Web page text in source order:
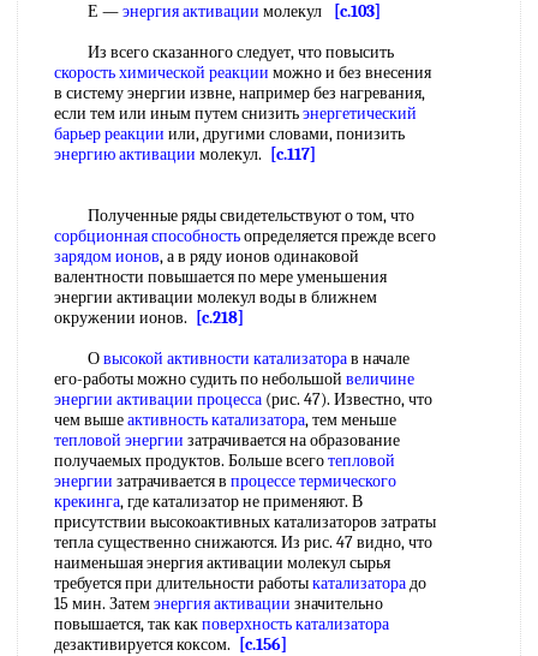
Е —энергия активации молекул
[c.103]
Из всего сказанного следует, что повысить
скорость химической реакции можно и без внесения
в систему энергии извне, например без нагревания,
если тем или иным путем снизитьэнергетический
барьер реакции или, другими словами, понизить
энергию активации молекул. [c.117]
Полученные ряды свидетельствуют о том, что
сорбционная способностьопределяется прежде всего
зарядом ионов, а в ряду ионов одинаковой
валентности повышается по мере уменьшения
энергии активации молекул воды в ближнем
окружении ионов.
[c.218]
Овысокой активности катализаторав начале
его-работы можно судить по небольшой величине
энергии активации процесса (рис. 47). Известно, что
чем вышеактивность катализатора, тем меньше
тепловой энергии затрачивается на образование
получаемых продуктов. Больше всеготепловой
энергии затрачивается в процессе термического
крекинга, где катализатор не применяют. В
присутствии высокоактивных катализаторов затраты
тепла существенно снижаются. Из рис. 47 видно, что
наименьшая энергия активации молекул сырья
требуется при длительности работыкатализаторадо
15 мин. Затемэнергия активации значительно
повышается, так какповерхность катализатора
дезактивируется коксом.
[c.156]